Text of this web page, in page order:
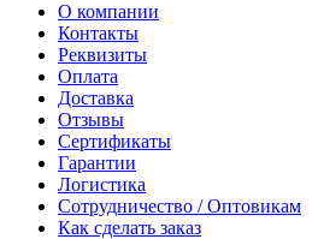
О компании
Контакты
Реквизиты
Оплата
Доставка
Отзывы
Сертификаты
Гарантии
Логистика
Сотрудничество / Оптовикам
Как сделать заказ